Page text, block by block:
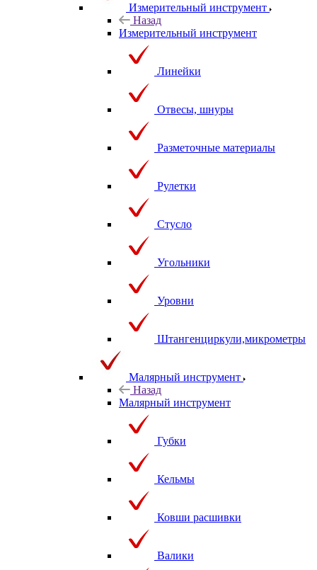
Измерительный инструмент
Назад
Измерительный инструмент
Линейки
Отвесы, шнуры
Разметочные материалы
Рулетки
Стусло
Угольники
Уровни
Штангенциркули,микрометры
Малярный инструмент
Назад
Малярный инструмент
Губки
Кельмы
Ковши расшивки
Валики